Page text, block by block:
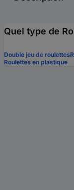
Quel type de
Double jeu de roulettes
Roulettes en plastique